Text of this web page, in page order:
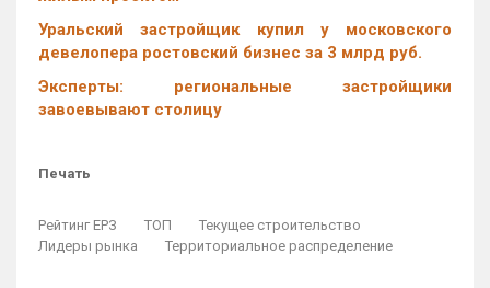
Уральский застройщик купил у московского
девелопера ростовский бизнес за 3 млрд руб.
Эксперты: региональные застройщики
завоевывают столицу
Печать
Рейтинг ЕРЗ ТОП
Текущее строительство
Лидеры рынка
Территориальное распределение